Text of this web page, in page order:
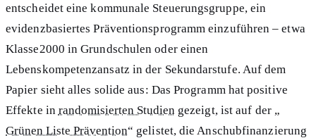
entscheidet eine kommunale Steuerungsgruppe, ein
evidenzbasiertes Präventionsprogramm einzuführen – etwa
Klasse2000 in Grundschulen oder einen
Lebenskompetenzansatz in der Sekundarstufe. Auf dem
Papier sieht alles solide aus: Das Programm hat positive
Effekte in randomisierten Studiengezeigt, ist auf der „
Grünen Liste Prävention“ gelistet, die Anschubfinanzierung